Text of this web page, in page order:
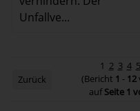
Unfallve...
Zurück
1 2 3 4 5
(Bericht 1 - 12
aufSeite 1